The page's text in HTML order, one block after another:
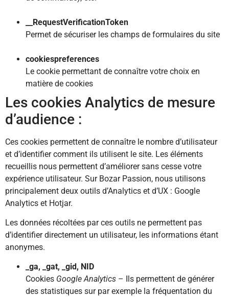
__RequestVerificationToken
Permet de sécuriser les champs de formulaires du site
cookiespreferences
Le cookie permettant de connaître votre choix en
matière de cookies
Les cookies Analytics de mesure
d’audience :
Ces cookies permettent de connaître le nombre d’utilisateur
et d’identifier comment ils utilisent le site. Les éléments
recueillis nous permettent d’améliorer sans cesse votre
expérience utilisateur. Sur Bozar Passion, nous utilisons
principalement deux outils d’Analytics et d’UX : Google
Analytics et Hotjar.
Les données récoltées par ces outils ne permettent pas
d’identifier directement un utilisateur, les informations étant
anonymes.
_ga, _gat, _gid, NID
Cookies Google Analytics – Ils permettent de générer
des statistiques sur par exemple la fréquentation du